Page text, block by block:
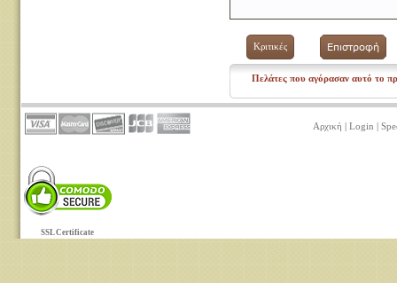
Κριτικές
Πελάτες που αγόρασαν αυτό το
Αρχική | Login |
SSL Certificate